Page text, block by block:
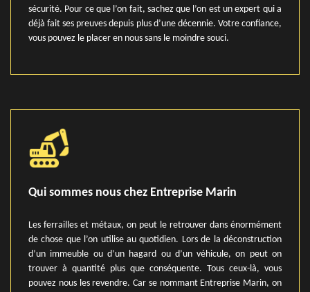
sécurité. Pour ce que l’on fait, sachez que l’on est un expert qui a
déjà fait ses preuves depuis plus d’une décennie. Votre confiance,
vous pouvez le placer en nous sans le moindre souci.
Qui sommes nous chez Entreprise Marin
Les ferrailles et métaux, on peut le retrouver dans énormément
de chose que l’on utilise au quotidien. Lors de la déconstruction
d’un immeuble ou d’un hagard ou d’un véhicule, on peut on
trouver à quantité plus que conséquente. Tous ceux-là, vous
pouvez nous les revendre. Car se nommant Entreprise Marin, on